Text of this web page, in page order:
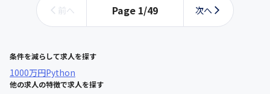
前へ Page 1/49 次へ
条件を減らして求人を探す
1000万円Python
他の求人の特徴で求人を探す